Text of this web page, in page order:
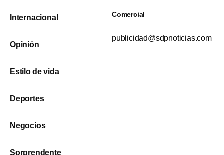
Internacional
Opinión
Estilo de vida
Deportes
Negocios
Sorprendente
Comercial
publicidad@sdpnoticias.com